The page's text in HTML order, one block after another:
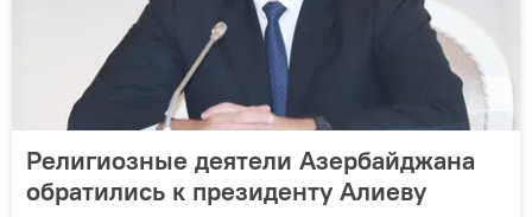
Религиозные деятели Азербайджана
обратились к президенту Алиеву